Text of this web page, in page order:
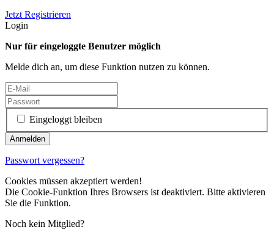
Jetzt Registrieren
Login
Nur für eingeloggte Benutzer möglich
Melde dich an, um diese Funktion nutzen zu können.
Eingeloggt bleiben
Passwort vergessen?
Cookies müssen akzeptiert werden!
Die Cookie-Funktion Ihres Browsers ist deaktiviert. Bitte aktivieren
Sie die Funktion.
Noch kein Mitglied?